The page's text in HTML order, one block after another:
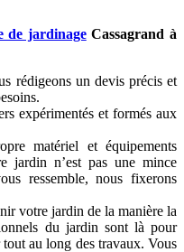
de jardinageCassagrand à
rédigeons un devis précis et
expérimentés et formés aux
matériel et équipements
jardin n’est pas une mince
ressemble, nous fixerons
votre jardin de la manière la
du jardin sont là pour
au long des travaux. Vous